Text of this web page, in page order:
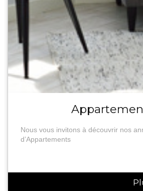
Nous vous invitons à découvrir nos
d’Appartements